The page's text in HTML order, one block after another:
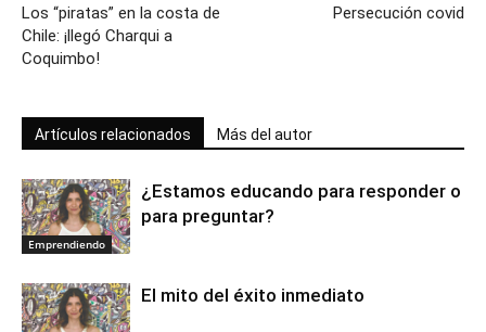
Los “piratas” en la costa de
Chile: ¡llegó Charqui a
Coquimbo!
Persecución covid
Artículos relacionados Más del autor
Emprendiendo
¿Estamos educando para responder o
para preguntar?
El mito del éxito inmediato